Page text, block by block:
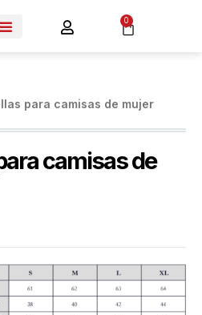
0
para camisas de mujer
camisas de